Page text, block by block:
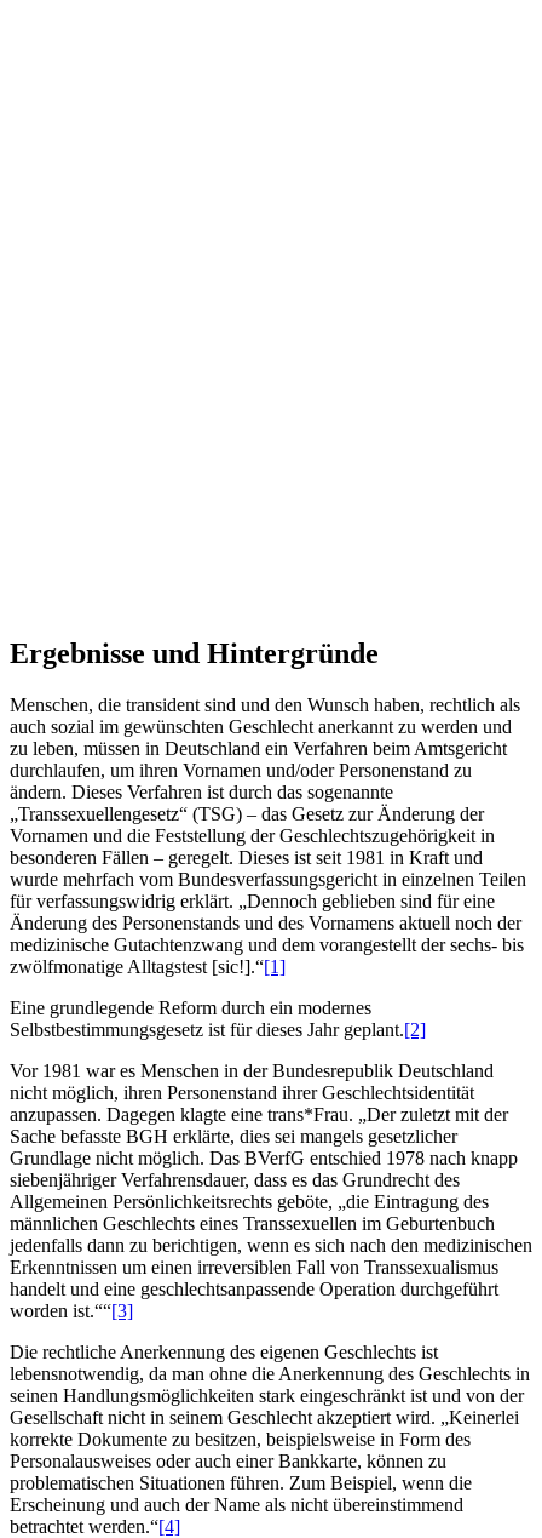
Ergebnisse und Hintergründe
Menschen, die transident sind und den Wunsch haben, rechtlich als
auch sozial im gewünschten Geschlecht anerkannt zu werden und
zu leben, müssen in Deutschland ein Verfahren beim Amtsgericht
durchlaufen, um ihren Vornamen und/oder Personenstand zu
ändern. Dieses Verfahren ist durch das sogenannte
„Transsexuellengesetz“ (TSG) – das Gesetz zur Änderung der
Vornamen und die Feststellung der Geschlechtszugehörigkeit in
besonderen Fällen – geregelt. Dieses ist seit 1981 in Kraft und
wurde mehrfach vom Bundesverfassungsgericht in einzelnen Teilen
für verfassungswidrig erklärt. „Dennoch geblieben sind für eine
Änderung des Personenstands und des Vornamens aktuell noch der
medizinische Gutachtenzwang und dem vorangestellt der sechs‐ bis
zwölfmonatige Alltagstest [sic!].“[1]
Eine grundlegende Reform durch ein modernes
Selbstbestimmungsgesetz ist für dieses Jahr geplant.[2]
Vor 1981 war es Menschen in der Bundesrepublik Deutschland
nicht möglich, ihren Personenstand ihrer Geschlechtsidentität
anzupassen. Dagegen klagte eine trans*Frau. „Der zuletzt mit der
Sache befasste BGH erklärte, dies sei mangels gesetzlicher
Grundlage nicht möglich. Das BVerfG entschied 1978 nach knapp
siebenjähriger Verfahrensdauer, dass es das Grundrecht des
Allgemeinen Persönlichkeitsrechts geböte, „die Eintragung des
männlichen Geschlechts eines Transsexuellen im Geburtenbuch
jedenfalls dann zu berichtigen, wenn es sich nach den medizinischen
Erkenntnissen um einen irreversiblen Fall von Transsexualismus
handelt und eine geschlechtsanpassende Operation durchgeführt
worden ist.““[3]
Die rechtliche Anerkennung des eigenen Geschlechts ist
lebensnotwendig, da man ohne die Anerkennung des Geschlechts in
seinen Handlungsmöglichkeiten stark eingeschränkt ist und von der
Gesellschaft nicht in seinem Geschlecht akzeptiert wird. „Keinerlei
korrekte Dokumente zu besitzen, beispielsweise in Form des
Personalausweises oder auch einer Bankkarte, können zu
problematischen Situationen führen. Zum Beispiel, wenn die
Erscheinung und auch der Name als nicht übereinstimmend
betrachtet werden.“[4]